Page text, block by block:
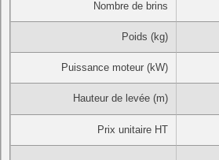
Nombre de brins
Poids (kg)
Puissance moteur (kW)
Hauteur de levée (m)
Prix unitaire HT